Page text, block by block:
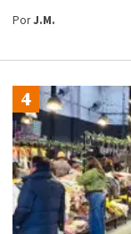
PorJ.M.